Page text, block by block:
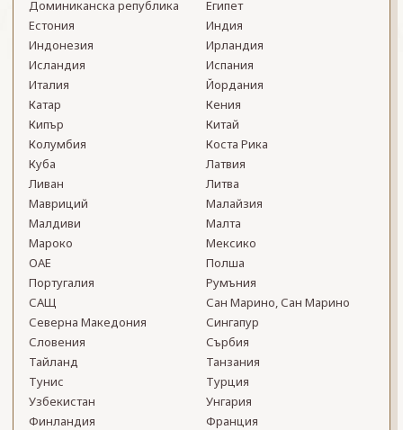
Доминиканска република
Египет
Естония
Индия
Индонезия
Ирландия
Исландия
Испания
Италия
Йордания
Катар
Кения
Кипър
Китай
Колумбия
Коста Рика
Куба
Латвия
Ливан
Литва
Мавриций
Малайзия
Малдиви
Малта
Мароко
Мексико
ОАЕ
Полша
Португалия
Румъния
САЩ
Сан Марино, Сан Марино
Северна Македония
Сингапур
Словения
Сърбия
Тайланд
Танзания
Тунис
Турция
Узбекистан
Унгария
Финландия
Франция